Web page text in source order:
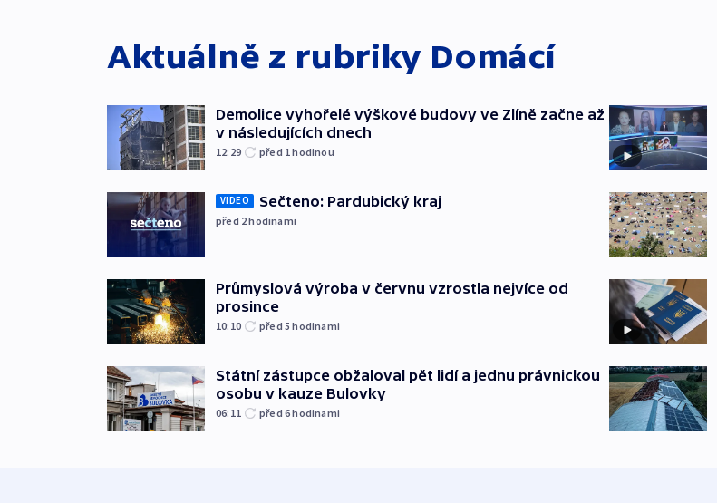
Aktuálně z rubriky Domácí
Demolice vyhořelé výškové budovy ve Zlíně začne až
v následujících dnech
12:29 před 1hodinou
VIDEO Sečteno: Pardubický kraj
před 2hodinami
Průmyslová výroba v červnu vzrostla nejvíce od
prosince
10:10 před 5hodinami
Státní zástupce obžaloval pět lidí a jednu právnickou
osobu v kauze Bulovky
06:11 před 6hodinami